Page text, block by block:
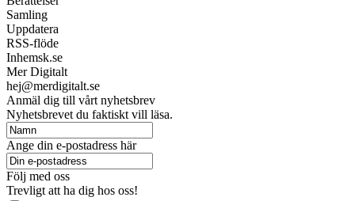
Samling
Uppdatera
RSS-flöde
Inhemsk.se
Mer Digitalt
hej@merdigitalt.se
Anmäl dig till vårt nyhetsbrev
Nyhetsbrevet du faktiskt vill läsa.
Ange din e-postadress här
Följ med oss
Trevligt att ha dig hos oss!